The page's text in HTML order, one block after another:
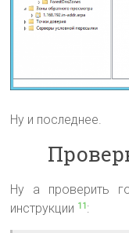
Ну и последнее.
Ну а проверить
инструкции 11 :